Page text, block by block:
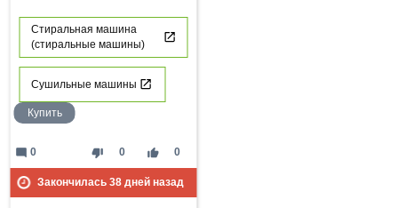
Стиральная машина
(стиральные машины)
Сушильные машины
Купить
thumb_down 0 thumb_up 0
mode_comment 0
Закончилась 38дней назад